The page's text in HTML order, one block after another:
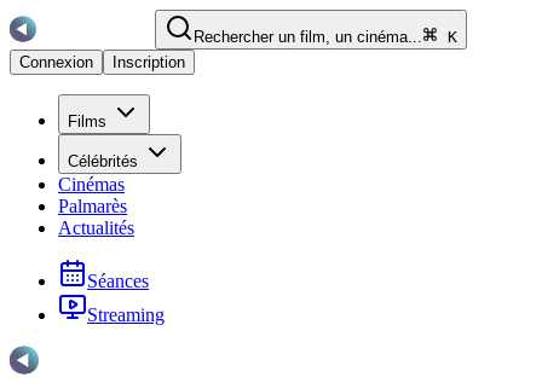
Rechercher un film, un cinéma...
K
Connexion
Inscription
Films
Célébrités
Cinémas
Palmarès
Actualités
Séances
Streaming